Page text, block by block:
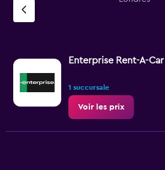
Enterprise Rent-A-Car
1 succursale
Voir les prix